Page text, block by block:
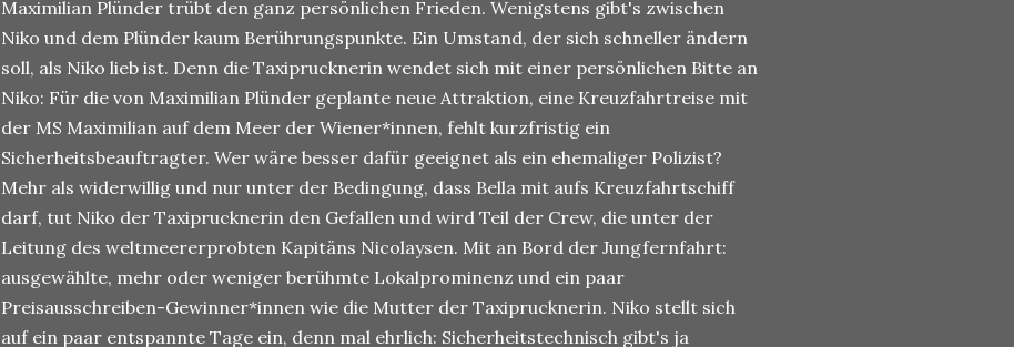
Maximilian Plünder trübt den ganz persönlichen Frieden. Wenigstens gibt's zwischen
Niko und dem Plünder kaum Berührungspunkte. Ein Umstand, der sich schneller ändern
soll, als Niko lieb ist. Denn die Taxiprucknerin wendet sich mit einer persönlichen Bitte an
Niko: Für die von Maximilian Plünder geplante neue Attraktion, eine Kreuzfahrtreise mit
der MS Maximilian auf dem Meer der Wiener*innen, fehlt kurzfristig ein
Sicherheitsbeauftragter. Wer wäre besser dafür geeignet als ein ehemaliger Polizist?
Mehr als widerwillig und nur unter der Bedingung, dass Bella mit aufs Kreuzfahrtschiff
darf, tut Niko der Taxiprucknerin den Gefallen und wird Teil der Crew, die unter der
Leitung des weltmeererprobten Kapitäns Nicolaysen. Mit an Bord der Jungfernfahrt:
ausgewählte, mehr oder weniger berühmte Lokalprominenz und ein paar
Preisausschreiben-Gewinner*innen wie die Mutter der Taxiprucknerin. Niko stellt sich
auf ein paar entspannte Tage ein, denn mal ehrlich: Sicherheitstechnisch gibt's ja